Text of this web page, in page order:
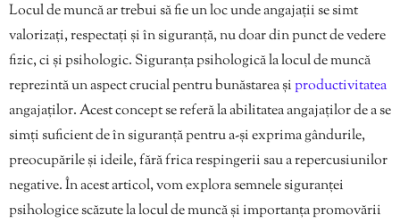
Locul de muncă ar trebui să fie un loc unde angajații se simt
valorizați, respectați și în siguranță, nu doar din punct de vedere
fizic, ci și psihologic. Siguranța psihologică la locul de muncă
reprezintă un aspect crucial pentru bunăstarea șiproductivitatea
angajaților. Acest concept se referă la abilitatea angajaților de a se
simți suficient de în siguranță pentru a-și exprima gândurile,
preocupările și ideile, fără frica respingerii sau a repercusiunilor
negative. În acest articol, vom explora semnele siguranței
psihologice scăzute la locul de muncă și importanța promovării